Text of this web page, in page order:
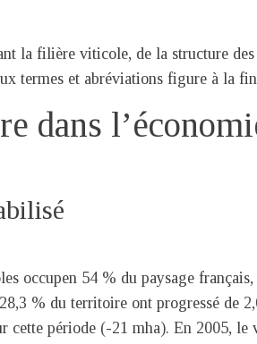
la filière viticole, de la structure
termes et abréviations figure à la
dans
occupen 54 % du paysage
% du territoire ont progressé de
cette période (-21 mha). En 2005,